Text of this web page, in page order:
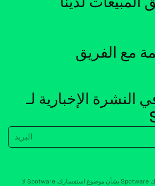
مع الفريق
النشرة الإخبارية لـ
أنت توافق على أن تتصل بك Spotware بشأن موضوع استفسارك. Spotware لا